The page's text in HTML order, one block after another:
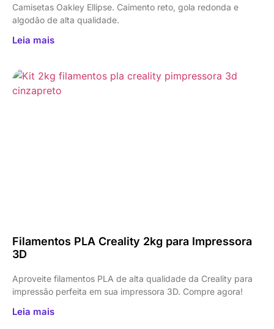
Camisetas Oakley Ellipse. Caimento reto, gola redonda e
algodão de alta qualidade.
Leia mais
Filamentos PLA Creality 2kg para Impressora
3D
Aproveite filamentos PLA de alta qualidade da Creality para
impressão perfeita em sua impressora 3D. Compre agora!
Leia mais